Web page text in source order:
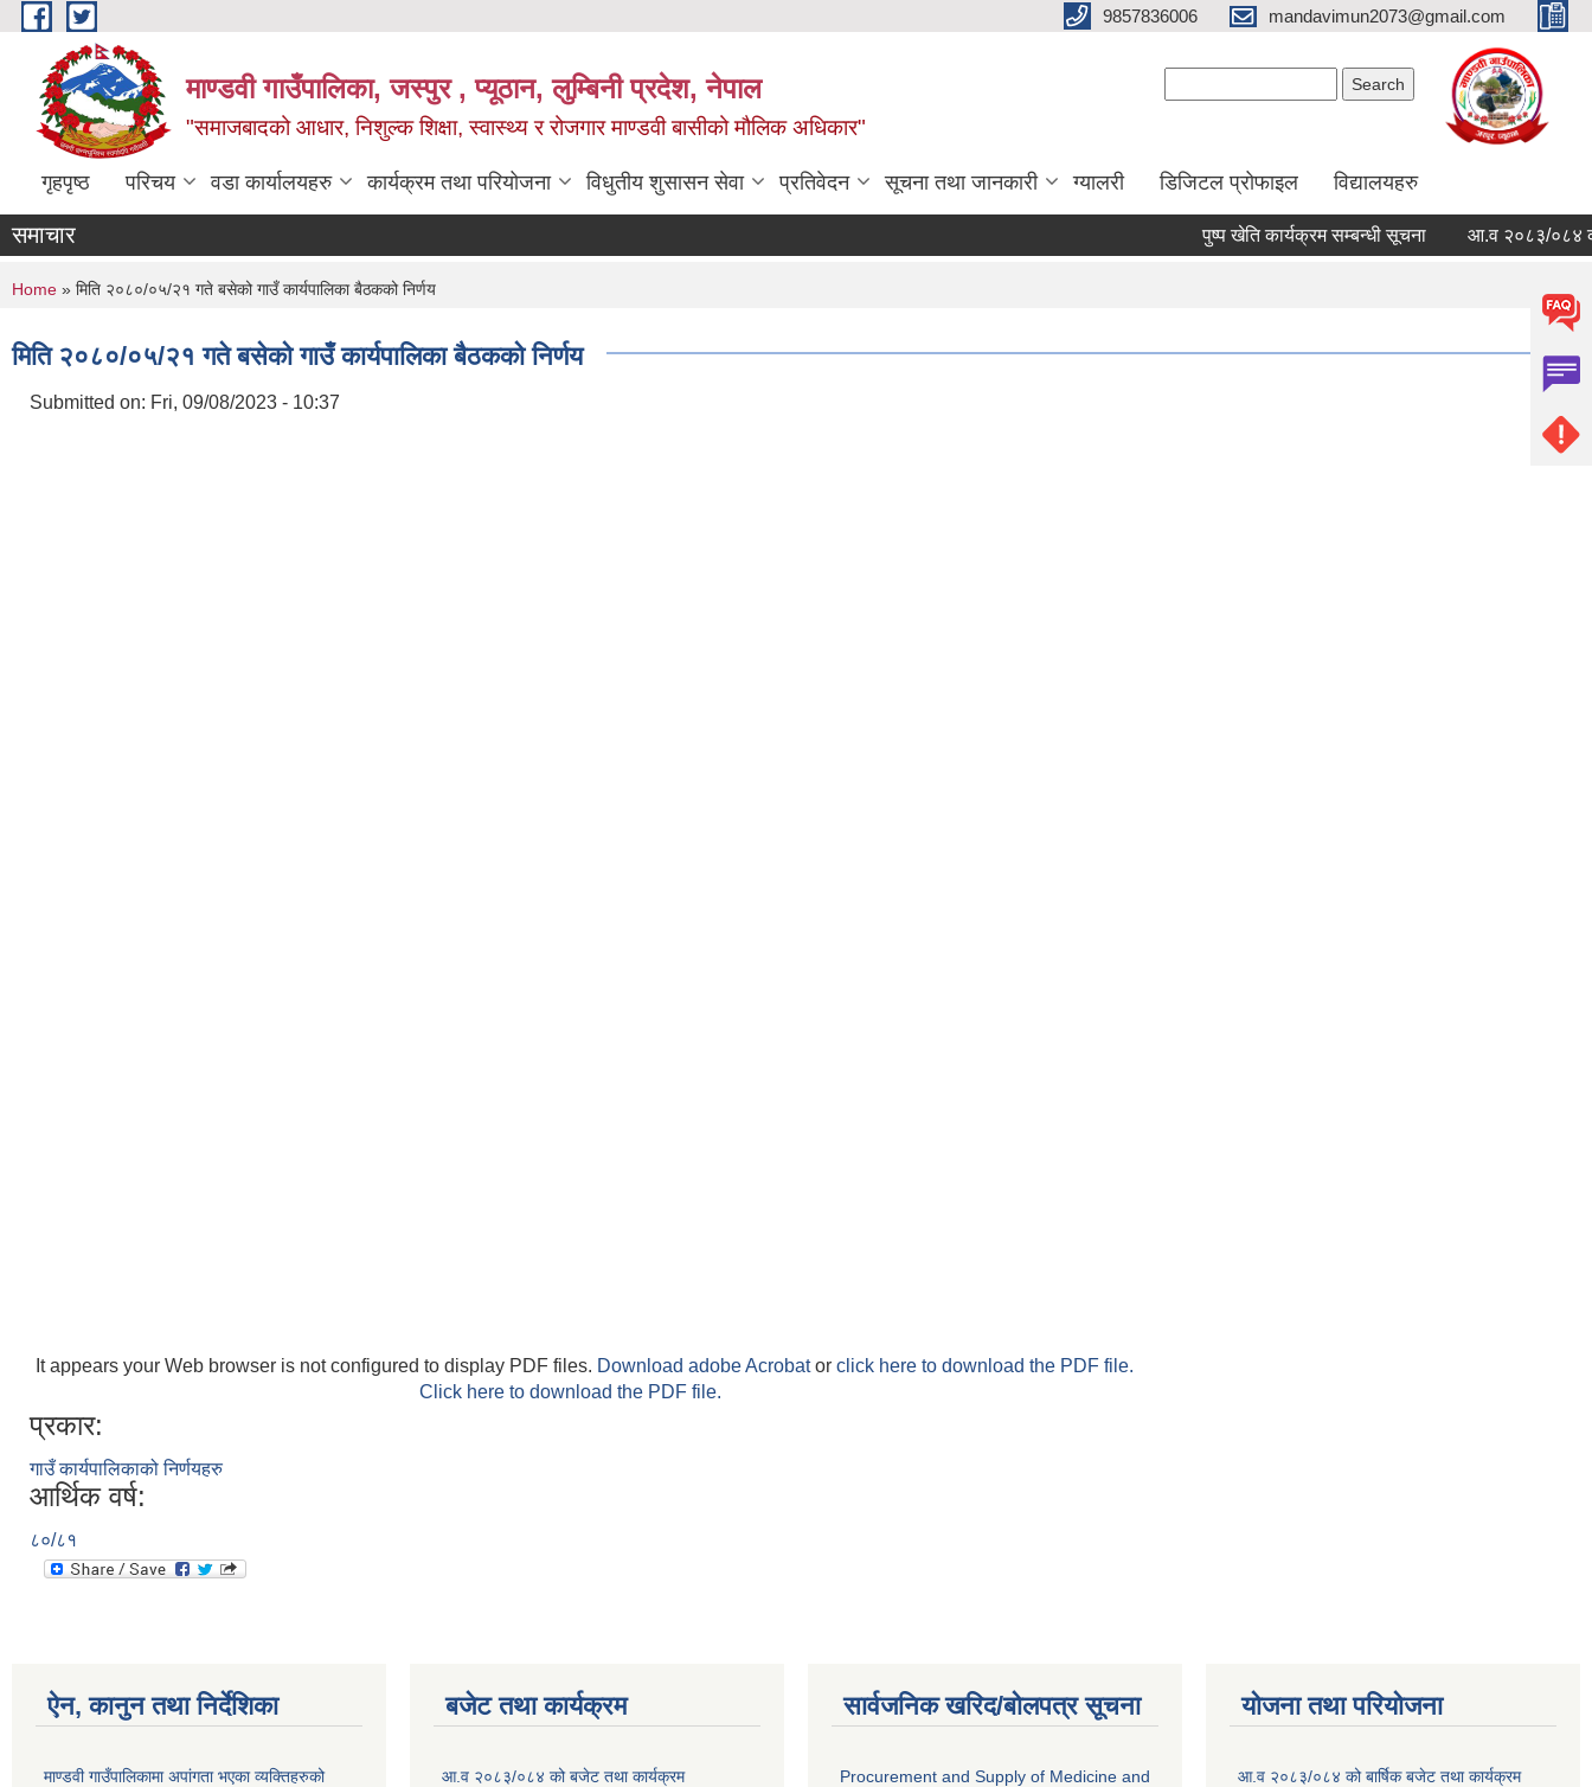
Skip to main content 9857836006 mandavimun2073@gmail.com
माण्डवी गाउँपालिका, जस्पुर , प्यूठान, लुम्बिनी प्रदेश, नेपाल
"समाजबादको आधार, निशुल्क शिक्षा, स्वास्थ्य र रोजगार माण्डवी बासीको मौलिक अधिकार"
गृहपृष्ठ परिचय वडा कार्यालयहरु कार्यक्रम तथा परियोजना विधुतीय शुसासन सेवा प्रतिवेदन सूचना तथा जानकारी ग्यालरी डिजिटल प्रोफाइल विद्यालयहरु
समाचार पुष्प खेति कार्यक्रम सम्बन्धी सूचना आ.व २०८३/०८४ को
You are here
Home » मिति २०८०/०५/२१ गते बसेको गाउँ कार्यपालिका बैठकको निर्णय
मिति २०८०/०५/२१ गते बसेको गाउँ कार्यपालिका बैठकको निर्णय
Submitted on: Fri, 09/08/2023 - 10:37
It appears your Web browser is not configured to display PDF files. Download adobe Acrobator click here to download the PDF file.
Click here to download the PDF file.
प्रकार:
गाउँ कार्यपालिकाको निर्णयहरु
आर्थिक वर्ष:
८०/८१
ऐन, कानुन तथा निर्देशिका
माण्डवी गाउँपालिकामा अपांगता भएका व्यक्तिहरुको
बजेट तथा कार्यक्रम
आ.व २०८३/०८४ को बजेट तथा कार्यक्रम
सार्वजनिक खरिद/बोलपत्र सूचना
Procurement and Supply of Medicine and
योजना तथा परियोजना
आ.व २०८३/०८४ को बार्षिक बजेट तथा कार्यक्रम